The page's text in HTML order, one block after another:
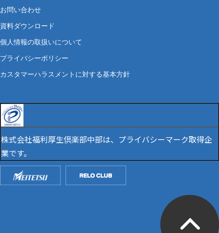
お問い合わせ
資料ダウンロード
個人情報の取扱いについて
プライバシーポリシー
カスタマーハラスメントに対する基本方針
株式会社福利厚生倶楽部中部は、プライバシーマーク取得企
業です。